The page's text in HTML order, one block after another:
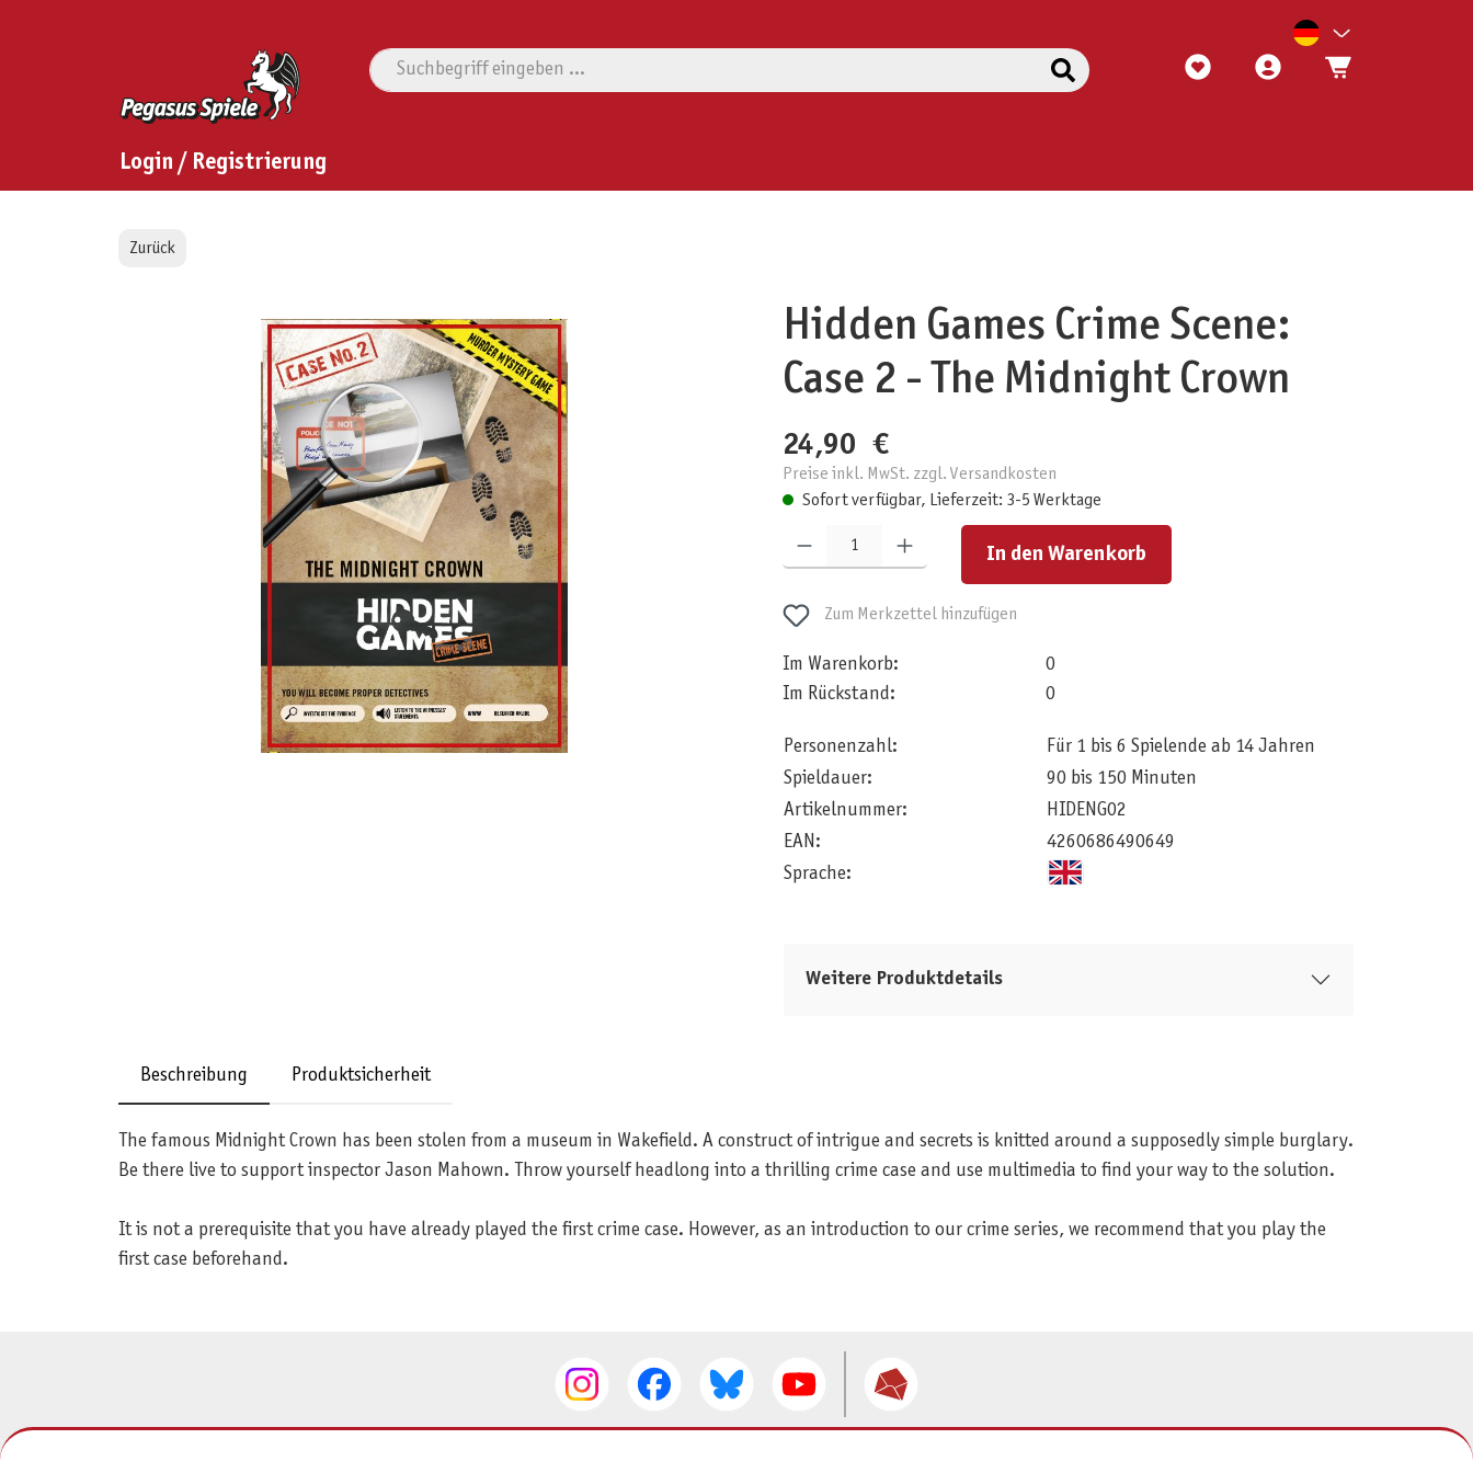
Login / Registrierung
Zurück
Hidden Games Crime Scene:
Case 2 - The Midnight Crown
24,90 €
Preise inkl. MwSt. zzgl. Versandkosten
Sofort verfügbar, Lieferzeit: 3-5 Werktage
In den Warenkorb
Zum Merkzettel hinzufügen
Im Warenkorb:
0
Im Rückstand:
0
Personenzahl:
Für 1 bis 6 Spielende ab 14 Jahren
Spieldauer:
90 bis 150 Minuten
Artikelnummer:
HIDENG02
EAN:
4260686490649
Sprache:
Weitere Produktdetails
Beschreibung Produktsicherheit
The famous Midnight Crown has been stolen from a museum in Wakefield. A construct of intrigue and secrets is knitted around a supposedly simple burglary.
Be there live to support inspector Jason Mahown. Throw yourself headlong into a thrilling crime case and use multimedia to find your way to the solution.
It is not a prerequisite that you have already played the first crime case. However, as an introduction to our crime series, we recommend that you play the
first case beforehand.